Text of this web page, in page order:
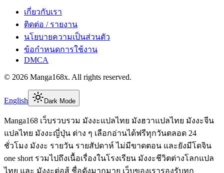
เกี่ยวกับเรา
ติดต่อ / รายงาน
นโยบายความเป็นส่วนตัว
ข้อกำหนดการใช้งาน
DMCA
© 2026 Manga168x. All rights reserved.
English Dark Mode
Manga168 เว็บรวบรวม มังงะแปลไทย มังฮวาแปลไทย มังงะจีน
แปลไทย มังงะญี่ปุ่น ต่าง ๆ เลือกอ่านได้ฟรีทุกวันตลอด 24
ชั่วโมง มังงะ รายวัน รายสัปดาห์ ไม่มีขาดตอน และยังมีโดจิน
one short รวมไปถึงเนื้อเรื่องในโรงเรียน มังงะชีวิตต่างโลกแปล
ไทย และ มังงะต่อสู้ ชื่อดังมากมาย เว็บของเรารองรับทุก